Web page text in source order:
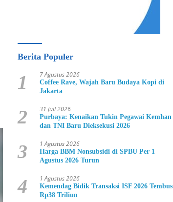
Berita Populer
1 7 Agustus 2026
Coffee Rave, Wajah Baru Budaya Kopi di
Jakarta
2 31 Juli 2026
Purbaya: Kenaikan Tukin Pegawai Kemhan
dan TNI Baru Dieksekusi 2026
3 1 Agustus 2026
Harga BBM Nonsubsidi di SPBU Per 1
Agustus 2026 Turun
4 1 Agustus 2026
Kemendag Bidik Transaksi ISF 2026 Tembus
Rp38 Triliun